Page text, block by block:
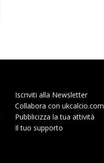
Iscriviti alla Newsletter
Collabora con ukcalcio.com
Pubblicizza la tua attività
Il tuo supporto